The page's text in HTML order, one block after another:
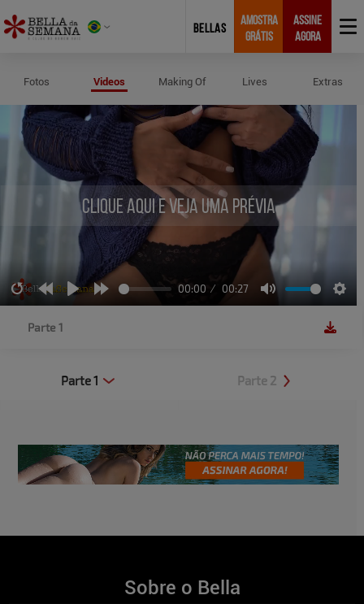
BELLAS
AMOSTRA
GRÁTIS
ASSINE
AGORA
Fotos Videos Making Of Lives Extras
Clique aqui e veja uma prévia
RestartRewind
10s
Play Forward
00:00 00:27
Mute
Parte 1 Parte 2
Sobre o Bella